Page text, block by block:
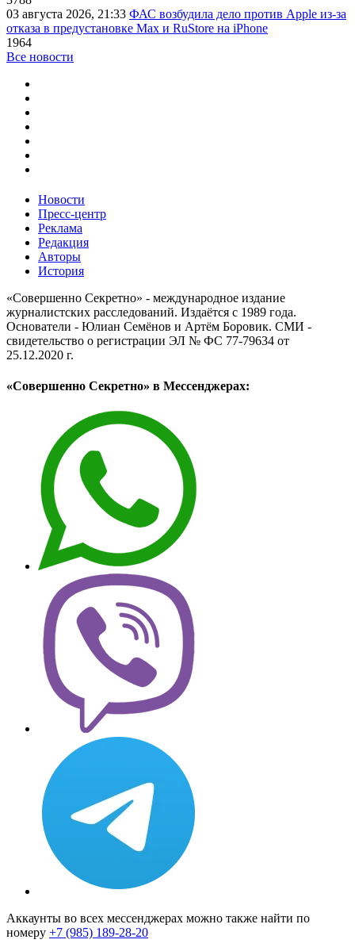
03 августа 2026, 21:33 ФАС возбудила дело против Apple из-за
отказа в предустановке Max и RuStore на iPhone
1964
Все новости
Новости
Пресс-центр
Реклама
Редакция
Авторы
История
«Совершенно Секретно» - международное издание
журналистских расследований. Издаётся с 1989 года.
Основатели - Юлиан Семёнов и Артём Боровик. CМИ -
свидетельство о регистрации ЭЛ № ФС 77-79634 от
25.12.2020 г.
«Совершенно Секретно» в Мессенджерах:
Аккаунты во всех мессенджерах можно также найти по
номеру +7 (985) 189-28-20